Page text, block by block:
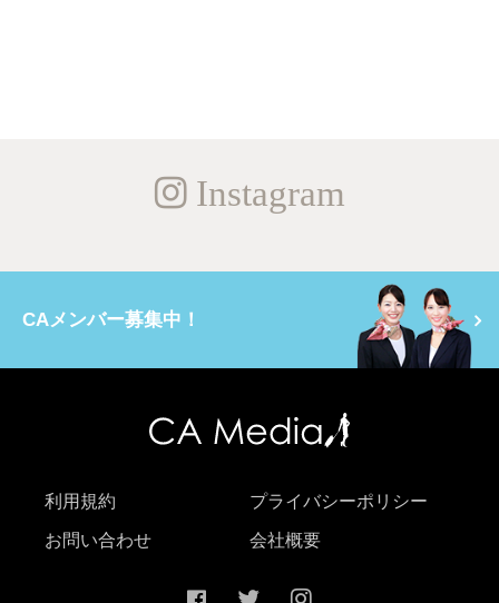
Instagram
CAメンバー募集中！
利用規約 プライバシーポリシー
お問い合わせ 会社概要